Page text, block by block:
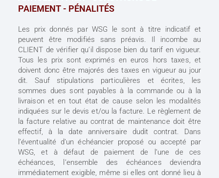
PAIEMENT - PÉNALITÉS
Les prix donnés par WSG le sont à titre indicatif et
peuvent être modifiés sans préavis. Il incombe au
CLIENT de vérifier qu’il dispose bien du tarif en vigueur.
Tous les prix sont exprimés en euros hors taxes, et
doivent donc être majorés des taxes en vigueur au jour
dit. Sauf stipulations particulières et écrites, les
sommes dues sont payables à la commande ou à la
livraison et en tout état de cause selon les modalités
indiquées sur le devis et/ou la facture. Le règlement de
la facture relative au contrat de maintenance doit être
effectif, à la date anniversaire dudit contrat. Dans
l’éventualité d’un échéancier proposé ou accepté par
WSG, et à défaut de paiement de l’une de ces
échéances, l’ensemble des échéances deviendra
immédiatement exigible, même si elles ont donné lieu à